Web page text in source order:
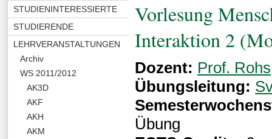
STUDIENINTERESSIERTE
STUDIERENDE
LEHRVERANSTALTUNGEN
Archiv
WS 2011/2012
AK3D
AKF
AKH
AKM
Vorlesung
Interaktion 2
Dozent: Prof. Rohs
Übungsleitung:
Übung